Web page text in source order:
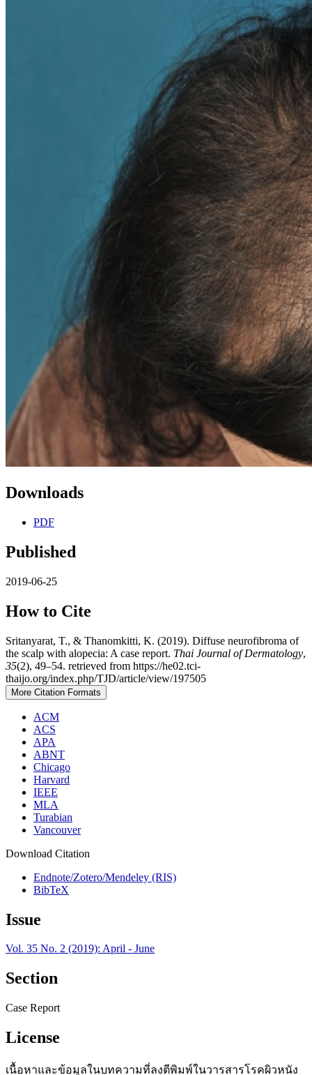
Downloads
PDF
Published
2019-06-25
How to Cite
Sritanyarat, T., & Thanomkitti, K. (2019). Diffuse neurofibroma of
the scalp with alopecia: A case report. Thai Journal of Dermatology,
35(2), 49–54. retrieved from https://he02.tci-
thaijo.org/index.php/TJD/article/view/197505
More Citation Formats
ACM
ACS
APA
ABNT
Chicago
Harvard
IEEE
MLA
Turabian
Vancouver
Download Citation
Endnote/Zotero/Mendeley (RIS)
BibTeX
Issue
Vol. 35 No. 2 (2019): April - June
Section
Case Report
License
เนื้อหาและข้อมูลในบทความที่ลงตีพิมพ์ในวารสารโรคผิวหนัง